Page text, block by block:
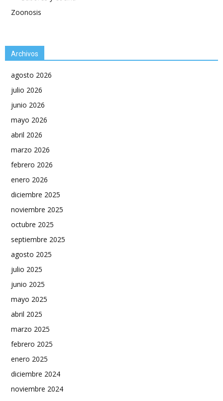
Zoonosis
Archivos
agosto 2026
julio 2026
junio 2026
mayo 2026
abril 2026
marzo 2026
febrero 2026
enero 2026
diciembre 2025
noviembre 2025
octubre 2025
septiembre 2025
agosto 2025
julio 2025
junio 2025
mayo 2025
abril 2025
marzo 2025
febrero 2025
enero 2025
diciembre 2024
noviembre 2024